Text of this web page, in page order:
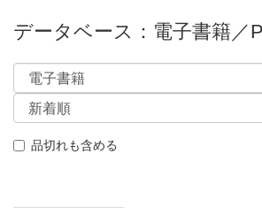
データベース：電子書籍／
品切れも含める